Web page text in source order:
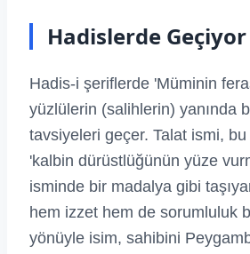
Hadislerde
Hadis-i şeriflerde 'Müminin
yüzlülerin (salihlerin) yanında
tavsiyeleri geçer. Talat ismi,
'kalbin dürüstlüğünün yüze
isminde bir madalya gibi
hem izzet hem de sorumluluk
yönüyle isim, sahibini